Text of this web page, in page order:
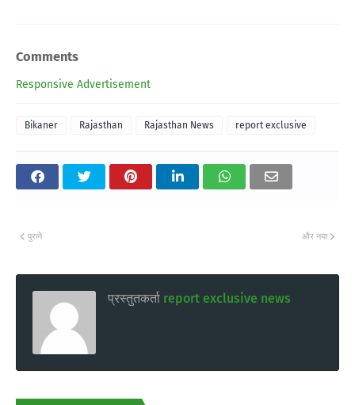
Comments
Responsive Advertisement
Bikaner Rajasthan Rajasthan News report exclusive
और नया
पुराने
प्रस्तुतकर्ता report exclusive news